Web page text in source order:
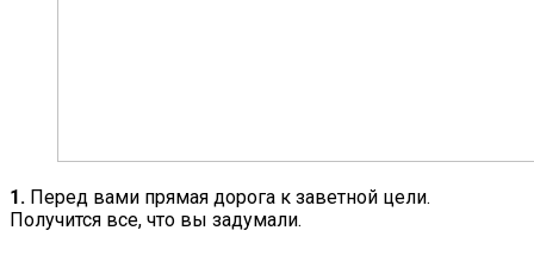
1. Перед вами прямая дорога к заветной цели.
Получится все, что вы задумали.